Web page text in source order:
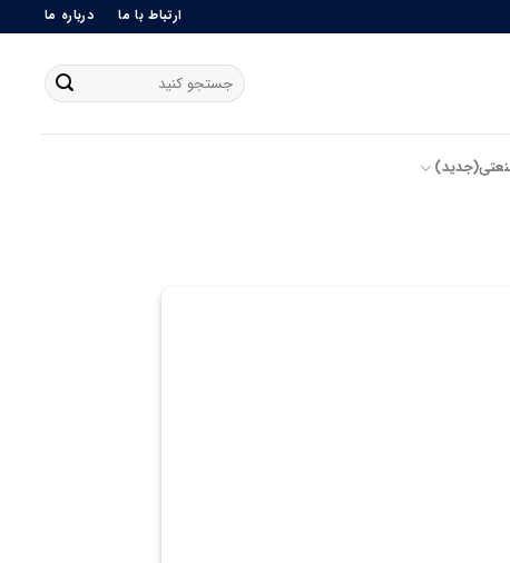
ارتباط با ما درباره ما
جستجو
برای: